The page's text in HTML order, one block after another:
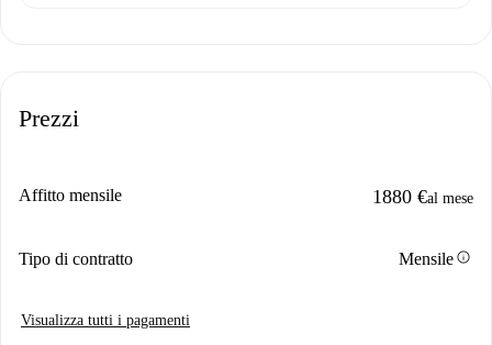
Prezzi
Affitto mensile 1880 €al mese
Tipo di contratto Mensileinfo
Visualizza tutti i pagamenti